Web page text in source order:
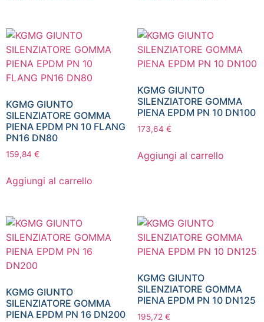
KGMG GIUNTO
SILENZIATORE GOMMA
PIENA EPDM PN 10 FLANG
PN16 DN80
159,84 €
Aggiungi al carrello
KGMG GIUNTO
SILENZIATORE GOMMA
PIENA EPDM PN 10 DN100
173,64 €
Aggiungi al carrello
KGMG GIUNTO
SILENZIATORE GOMMA
PIENA EPDM PN 16 DN200
KGMG GIUNTO
SILENZIATORE GOMMA
PIENA EPDM PN 10 DN125
195,72 €